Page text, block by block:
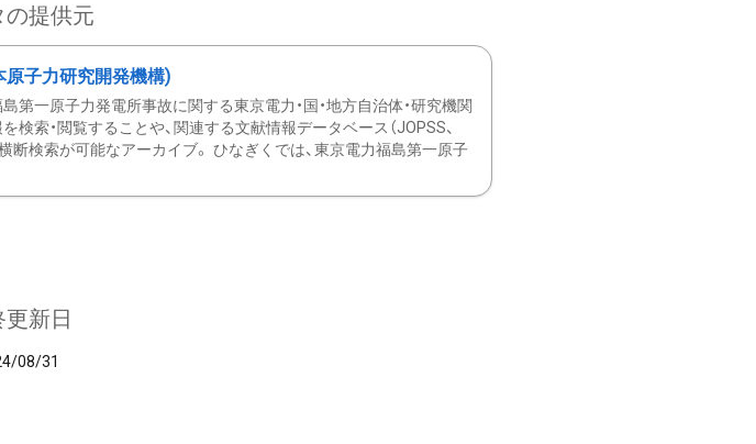
の提供元
子力研究開発機構)
一原子力発電所事故に関する東京電力・国・地方自治体・研究機関
索・閲覧することや、関連する文献情報データベース（JOPSS、
断検索が可能なアーカイブ。 ひなぎくでは、東京電力福島第一原子
更新日
08/31